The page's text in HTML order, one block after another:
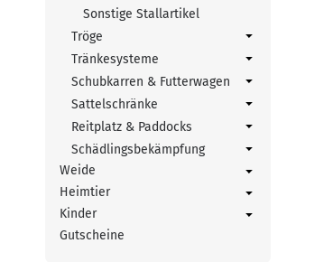
Sonstige Stallartikel
Tröge
Tränkesysteme
Schubkarren & Futterwagen
Sattelschränke
Reitplatz & Paddocks
Schädlingsbekämpfung
Weide
Heimtier
Kinder
Gutscheine